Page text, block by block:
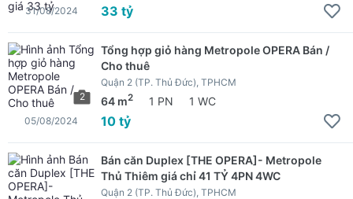
33 tỷ
31/08/2024
2
Tổng hợp giỏ hàng Metropole OPERA Bán /
Cho thuê
Quận 2 (TP. Thủ Đức), TPHCM
64 m2 1 PN 1 WC
10 tỷ
05/08/2024
Bán căn Duplex [THE OPERA]- Metropole
Thủ Thiêm giá chỉ 41 TỶ 4PN 4WC
Quận 2 (TP. Thủ Đức), TPHCM